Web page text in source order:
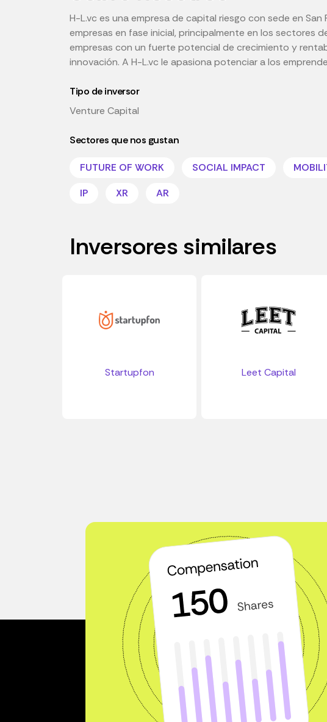
H-L.vc es una empresa de capital riesgo con sede en
empresas en fase inicial, principalmente en los sectores
empresas con un fuerte potencial de crecimiento y
innovación. A H-L.vc le apasiona potenciar a los
Tipo de inversor
Venture Capital
Sectores que nos gustan
FUTURE OF WORK SOCIAL IMPACT
IP
XR AR
Inversores similares
Startupfon Leet Capital